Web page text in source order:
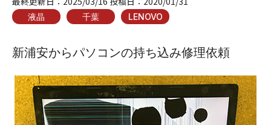
液晶 千葉 LENOVO
新浦安からパソコンの持ち込み修理依頼